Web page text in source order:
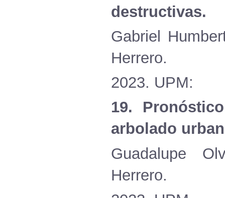
destructivas.
Gabriel
Herrero.
2023. UPM:
19.
arbolado
Guadalupe
Herrero.